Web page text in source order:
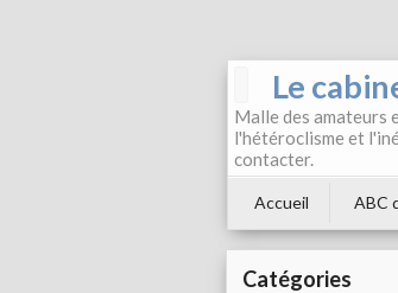
Le
Malle des amateurs
l'hétéroclisme et
contacter.
Accueil ABC
Catégories